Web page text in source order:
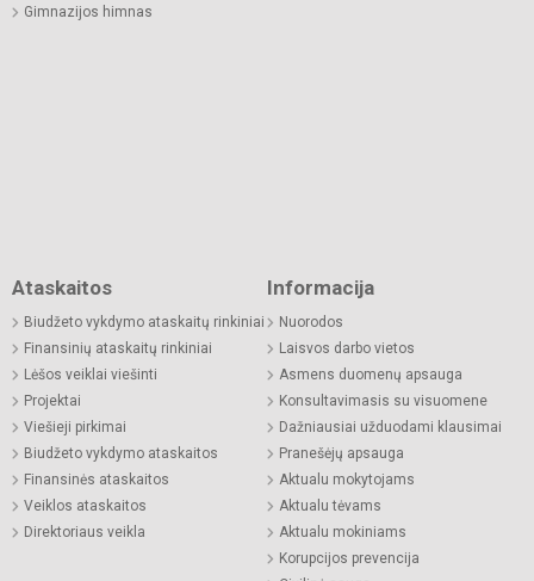
Gimnazijos himnas
Ataskaitos
Biudžeto vykdymo ataskaitų rinkiniai
Finansinių ataskaitų rinkiniai
Lėšos veiklai viešinti
Projektai
Viešieji pirkimai
Biudžeto vykdymo ataskaitos
Finansinės ataskaitos
Veiklos ataskaitos
Direktoriaus veikla
Informacija
Nuorodos
Laisvos darbo vietos
Asmens duomenų apsauga
Konsultavimasis su visuomene
Dažniausiai užduodami klausimai
Pranešėjų apsauga
Aktualu mokytojams
Aktualu tėvams
Aktualu mokiniams
Korupcijos prevencija